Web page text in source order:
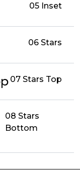
05 Inset
06 Stars
07 Stars Top
08 Stars
Bottom